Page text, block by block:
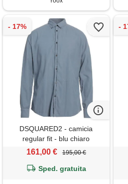
DSQUARED2 - camicia
regular fit - blu chiaro
161,00 € 195,00 €
Sped. gratuita